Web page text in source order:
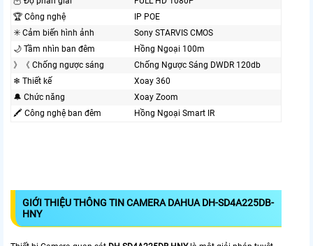
🏆 Công nghệ
IP POE
✳️ Cảm biến hình ảnh
Sony STARVIS CMOS
🌙 Tầm nhìn ban đêm
Hồng Ngoại 100m
》《 Chống ngược sáng
Chống Ngược Sáng DWDR 120db
❄ Thiết kế
Xoay 360
🔔 Chức năng
Xoay Zoom
🖍 Công nghệ ban đêm
Hồng Ngoại Smart IR
GIỚI THIỆU THÔNG TIN CAMERA DAHUA DH-SD4A225DB-
HNY